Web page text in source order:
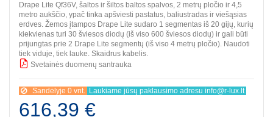
Drape Lite Qf36V, šaltos ir šiltos baltos spalvos, 2 metrų pločio ir 4,5
metro aukščio, ypač tinka apšviesti pastatus, baliustradas ir viešąsias
erdves. Žemos įtampos Drape Lite sudaro 1 segmentas iš 20 gijų, kurių
kiekvienas turi 30 šviesos diodų (iš viso 600 šviesos diodų) ir gali būti
prijungtas prie 2 Drape Lite segmentų (iš viso 4 metrų pločio). Naudoti
tiek viduje, tiek lauke. Skaidrus kabelis.
Svetainės duomenų santrauka
Sandėlyje 0 vnt. Laukiame jūsų paklausimo adresu info@r-lux.lt
616,39 €